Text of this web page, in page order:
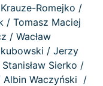
Romejko /
/ Tomasz Maciej
/ Wacław
/ Jerzy
Sierko /
Albin Waczyński /